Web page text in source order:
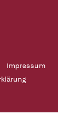
Impressum